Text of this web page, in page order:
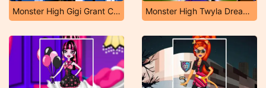
Monster High Gigi Grant Charisma Dressup Monster High Twyla Dreamland Dressup